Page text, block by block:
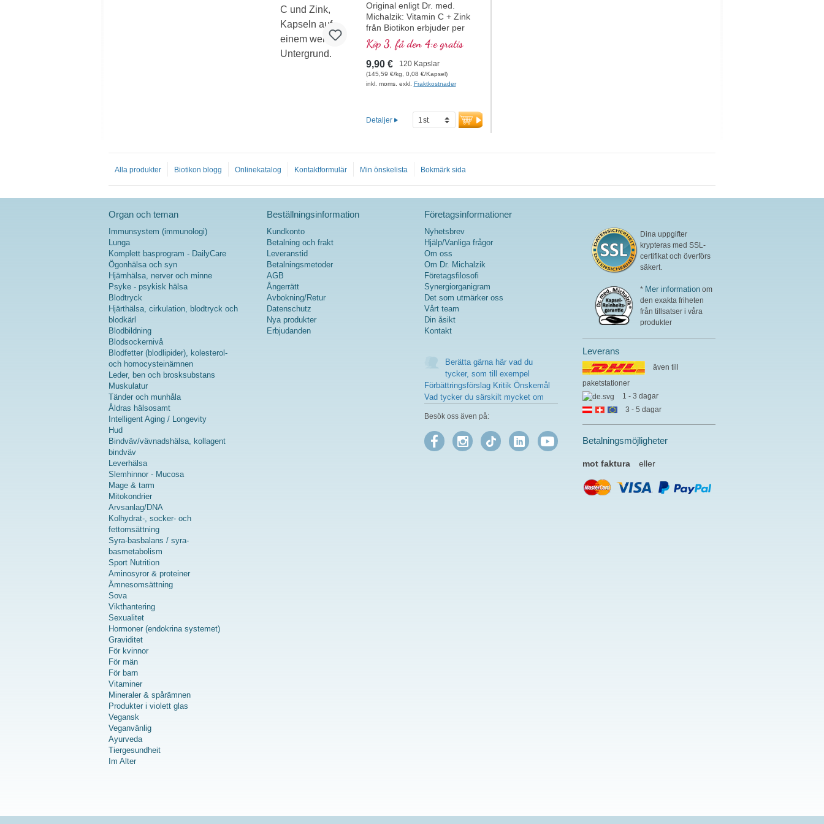
es magenfreundlich und auch
bei empfindlicher Verdauung
sehr gut verträglich. Die
kein Magnesiumstearat, keine
Konservierungsstoffe oder
sonstige Zusatzstoffe und
sind ideal für den täglichen
Versorgung. Verpackt in einer
aluminiumfreien
ISO- und HACCP-Standards.
Original enligt Dr. med.
Michalzik: Vitamin C + Zink
från Biotikon erbjuder per
dagsdos 450 till 900 mg
vitamin C och 10 till 20 mg
organiskt bundet zink. Denna
kombination stödjer
immunsystemet och bidrar till
Kapselinnehållet är fritt från
alla tillsatser. Förpackat i en
högsta kvalitetsstandarderna.
Köp 3, få den 4:e gratis
9,90 € 120 Kapslar
(145,59 €/kg, 0,08 €/Kapsel)
inkl. moms. exkl. Fraktkostnader
Detaljer
Alla produkter Biotikon blogg Onlinekatalog Kontaktformulär Min önskelista Bokmärk sida
Organ och teman
Immunsystem (immunologi)
Lunga
Komplett basprogram - DailyCare
Ögonhälsa och syn
Hjärnhälsa, nerver och minne
Psyke - psykisk hälsa
Blodtryck
Hjärthälsa, cirkulation, blodtryck och
blodkärl
Blodbildning
Blodsockernivå
Blodfetter (blodlipider), kolesterol-
och homocysteinämnen
Leder, ben och brosksubstans
Muskulatur
Tänder och munhåla
Åldras hälsosamt
Intelligent Aging / Longevity
Hud
Bindväv/vävnadshälsa, kollagent
bindväv
Leverhälsa
Slemhinnor - Mucosa
Mage & tarm
Mitokondrier
Arvsanlag/DNA
Kolhydrat-, socker- och
fettomsättning
Syra-basbalans / syra-
basmetabolism
Sport Nutrition
Aminosyror & proteiner
Ämnesomsättning
Sova
Vikthantering
Sexualitet
Hormoner (endokrina systemet)
Graviditet
För kvinnor
För män
För barn
Vitaminer
Mineraler & spårämnen
Produkter i violett glas
Vegansk
Veganvänlig
Ayurveda
Tiergesundheit
Im Alter
Beställningsinformation
Kundkonto
Betalning och frakt
Leveranstid
Betalningsmetoder
AGB
Ångerrätt
Avbokning/Retur
Datenschutz
Nya produkter
Erbjudanden
Företagsinformationer
Nyhetsbrev
Hjälp/Vanliga frågor
Om oss
Om Dr. Michalzik
Företagsfilosofi
Synergiorganigram
Det som utmärker oss
Vårt team
Din åsikt
Kontakt
Berätta gärna här vad du
tycker, som till exempel
Förbättringsförslag Kritik Önskemål
Vad tycker du särskilt mycket om
Besök oss även på:
Dina uppgifter
krypteras med SSL-
certifikat och överförs
säkert.
* Mer information om
den exakta friheten
från tillsatser i våra
produkter
Leverans
även till
paketstationer
1 - 3 dagar
3 - 5 dagar
Betalningsmöjligheter
mot faktura eller